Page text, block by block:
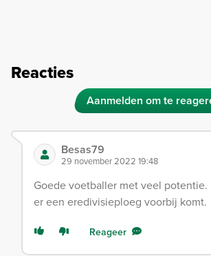
Reacties
Aanmelden om te
Besas79
29 november 2022 19:48
Goede voetballer met veel
er een eredivisieploeg voorbij komt.
Reageer